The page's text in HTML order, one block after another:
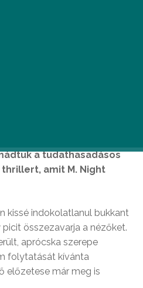
a tudathasadásos
amit M. Night
kissé indokolatlanul bukkant
összezavarja a nézőket.
aprócska szerepe
folytatását kívánta
előzetese már meg is